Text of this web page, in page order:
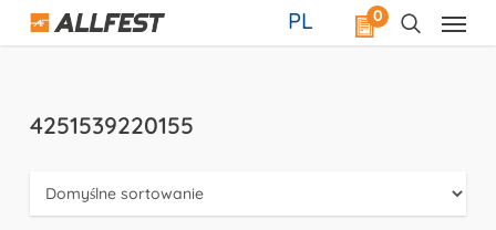
Skip
0
PL
4251539220155